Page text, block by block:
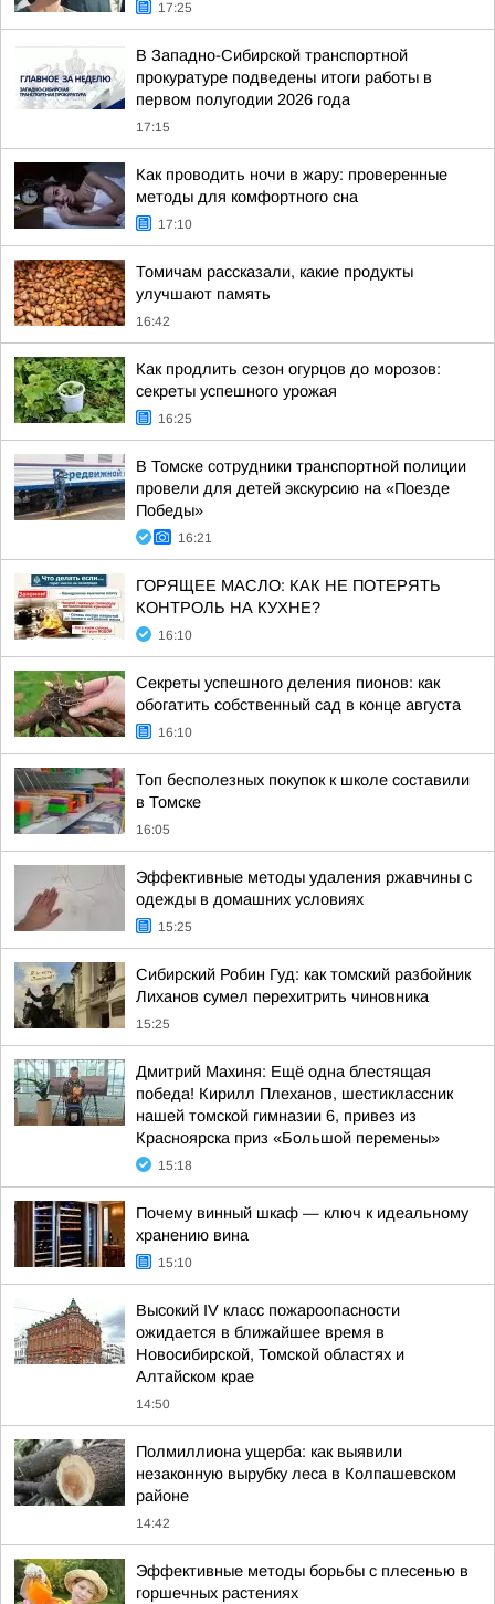
17:25
В Западно-Сибирской транспортной
прокуратуре подведены итоги работы в
первом полугодии 2026 года
17:15
Как проводить ночи в жару: проверенные
методы для комфортного сна
17:10
Томичам рассказали, какие продукты
улучшают память
16:42
Как продлить сезон огурцов до морозов:
секреты успешного урожая
16:25
В Томске сотрудники транспортной полиции
провели для детей экскурсию на «Поезде
Победы»
16:21
ГОРЯЩЕЕ МАСЛО: КАК НЕ ПОТЕРЯТЬ
КОНТРОЛЬ НА КУХНЕ?
16:10
Секреты успешного деления пионов: как
обогатить собственный сад в конце августа
16:10
Топ бесполезных покупок к школе составили
в Томске
16:05
Эффективные методы удаления ржавчины с
одежды в домашних условиях
15:25
Сибирский Робин Гуд: как томский разбойник
Лиханов сумел перехитрить чиновника
15:25
Дмитрий Махиня: Ещё одна блестящая
победа! Кирилл Плеханов, шестиклассник
нашей томской гимназии 6, привез из
Красноярска приз «Большой перемены»
15:18
Почему винный шкаф — ключ к идеальному
хранению вина
15:10
Высокий IV класс пожароопасности
ожидается в ближайшее время в
Новосибирской, Томской областях и
Алтайском крае
14:50
Полмиллиона ущерба: как выявили
незаконную вырубку леса в Колпашевском
районе
14:42
Эффективные методы борьбы с плесенью в
горшечных растениях